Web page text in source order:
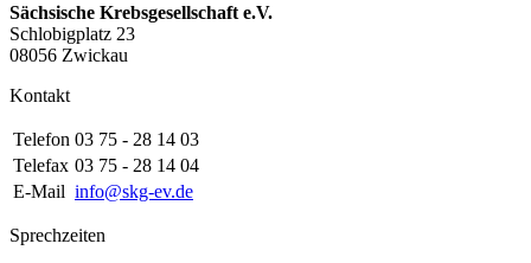
Sächsische Krebsgesellschaft e.V.
Schlobigplatz 23
08056 Zwickau
Kontakt
Telefon 03 75 - 28 14 03
Telefax 03 75 - 28 14 04
E-Mail info@skg-ev.de
Sprechzeiten